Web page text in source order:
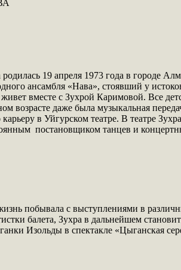
19 апреля 1973 года в городе
ансамбля «Нава», стоявший у
вместе с Зухрой Каримовой. Все
возрасте даже была музыкальная
карьеру в Уйгурском театре. В театре
постановщиком танцев и
побывала с выступлениями в
балета, Зухра в дальнейшем
Изольды в спектакле «Цыганская